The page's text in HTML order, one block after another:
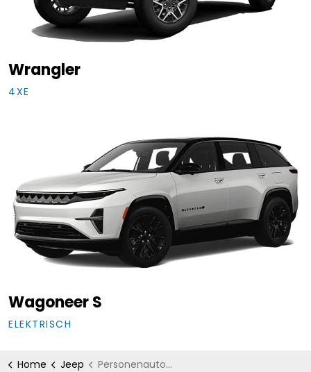
Wrangler
4XE
Wagoneer S
ELEKTRISCH
Home Jeep Personenauto's